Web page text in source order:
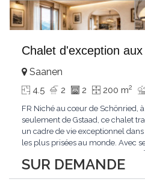
Chalet d'exception
SUR DEMANDE
Saanen
4.5 2 2 200 m2
FR Niché au cœur de Schönried,
seulement de Gstaad, ce chalet
un cadre de vie exceptionnel
les plus prisées au monde. Avec
situation dominante offrant une
Gstaad et les sommets...